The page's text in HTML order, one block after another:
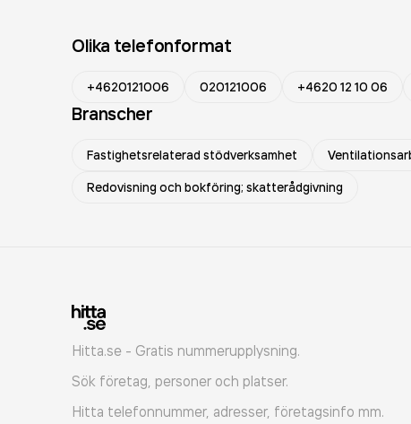
Olika telefonformat
+4620121006 020121006 +4620 12 10 06
Branscher
Fastighetsrelaterad stödverksamhet
Redovisning och bokföring; skatterådgivning
Hitta.se - Gratis nummerupplysning.
Sök företag, personer och platser.
Hitta telefonnummer, adresser, företagsinfo mm.